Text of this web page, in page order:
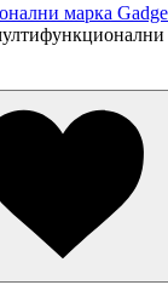
марка